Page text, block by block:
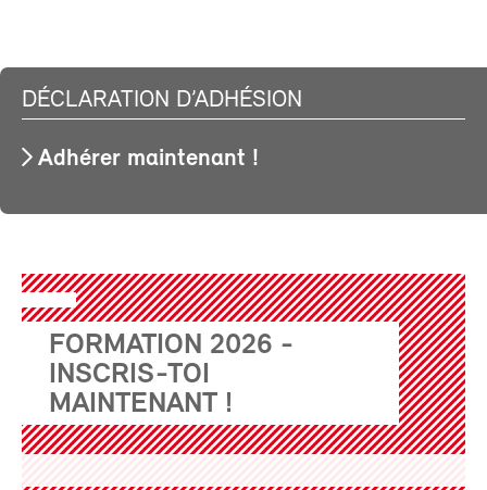
DÉCLARATION D’ADHÉSION
Adhérer maintenant !
FORMATION 2026 -
INSCRIS-TOI
MAINTENANT !